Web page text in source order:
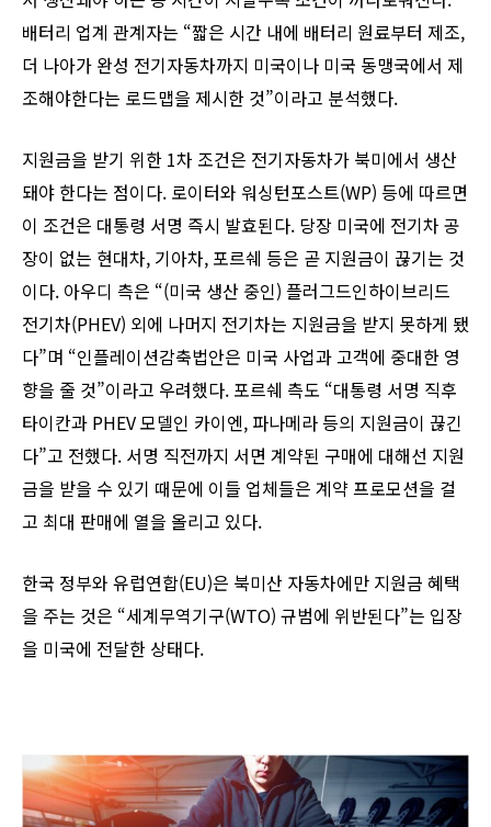
배터리 업계 관계자는 “짧은 시간 내에 배터리 원료부터 제조,
더 나아가 완성 전기자동차까지 미국이나 미국 동맹국에서 제
조해야한다는 로드맵을 제시한 것”이라고 분석했다.
지원금을 받기 위한 1차 조건은 전기자동차가 북미에서 생산
돼야 한다는 점이다. 로이터와 워싱턴포스트(WP) 등에 따르면
이 조건은 대통령 서명 즉시 발효된다. 당장 미국에 전기차 공
장이 없는 현대차, 기아차, 포르쉐 등은 곧 지원금이 끊기는 것
이다. 아우디 측은 “(미국 생산 중인) 플러그드인하이브리드
전기차(PHEV) 외에 나머지 전기차는 지원금을 받지 못하게 됐
다”며 “인플레이션감축법안은 미국 사업과 고객에 중대한 영
향을 줄 것”이라고 우려했다. 포르쉐 측도 “대통령 서명 직후
타이칸과 PHEV 모델인 카이엔, 파나메라 등의 지원금이 끊긴
다”고 전했다. 서명 직전까지 서면 계약된 구매에 대해선 지원
금을 받을 수 있기 때문에 이들 업체들은 계약 프로모션을 걸
고 최대 판매에 열을 올리고 있다.
한국 정부와 유럽연합(EU)은 북미산 자동차에만 지원금 혜택
을 주는 것은 “세계무역기구(WTO) 규범에 위반된다”는 입장
을 미국에 전달한 상태다.